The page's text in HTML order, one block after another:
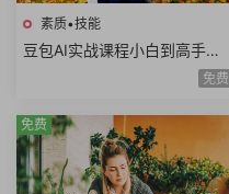
素质•技能
豆包AI实战课程小白到高手速
成豆包智能体AI写作辅助内容
免费
免费